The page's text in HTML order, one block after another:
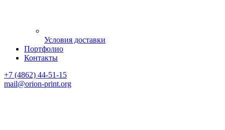
Условия доставки
Портфолио
Контакты
+7 (4862) 44-51-15
mail@orion-print.org